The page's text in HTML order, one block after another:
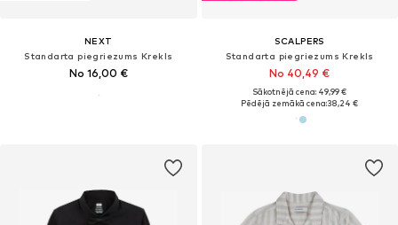
NEXT
Standarta piegriezums Krekls
No 16,00 €
SCALPERS
Standarta piegriezums Krekls
No 40,49 €
Sākotnējā cena: 49,99 €
Pēdējā zemākā cena:38,24 €